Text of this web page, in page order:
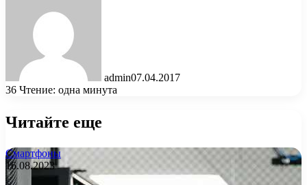
admin07.04.2017
36 Чтение: одна минута
Читайте еще
Смартфоны
16.08.2023